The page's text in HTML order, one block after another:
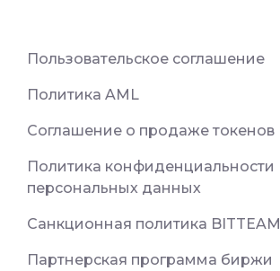
Пользовательское соглашение
Политика AML
Соглашение о продаже токенов
Политика конфиденциальности
персональных данных
Санкционная политика BITTEAM
Партнерская программа биржи